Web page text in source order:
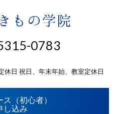
0783
日 祝日、年末年始、教室定休日
（初心者）
し込み